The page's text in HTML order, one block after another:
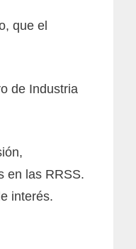
que el
de Industria
en las RRSS.
interés.